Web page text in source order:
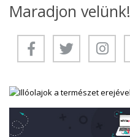
Maradjon velünk!